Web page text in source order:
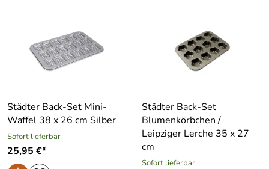
Städter Back-Set Mini-
Waffel 38 x 26 cm Silber
Sofort lieferbar
25,95 €*
Städter Back-Set
Blumenkörbchen /
Leipziger Lerche 35 x 27
cm
Sofort lieferbar